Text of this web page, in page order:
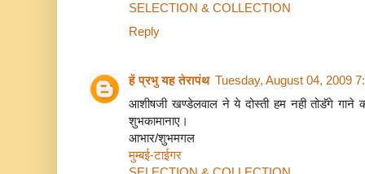
SELECTION & COLLECTION
Reply
हें प्रभु यह तेरापंथ Tuesday, August 04, 2009
आशीषजी खण्डेलवाल ने ये दोस्ती हम नही तोडॅगे गाने
शुभकामानाए।
आभार/शुभमगल
मुम्बई-टाईगर